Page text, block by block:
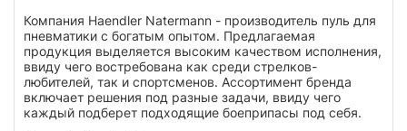
Компания Haendler Natermann - производитель пуль для
пневматики с богатым опытом. Предлагаемая
продукция выделяется высоким качеством исполнения,
ввиду чего востребована как среди стрелков-
любителей, так и спортсменов. Ассортимент бренда
включает решения под разные задачи, ввиду чего
каждый подберет подходящие боеприпасы под себя.